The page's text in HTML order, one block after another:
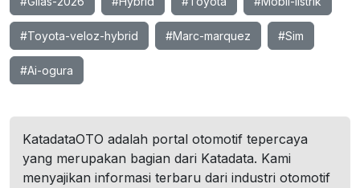
#Toyota-veloz-hybrid #Marc-marquez #Sim
#Ai-ogura
KatadataOTO adalah portal otomotif tepercaya
yang merupakan bagian dari Katadata. Kami
menyajikan informasi terbaru dari industri otomotif